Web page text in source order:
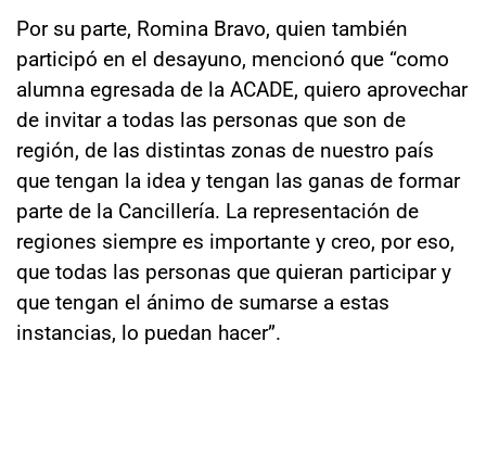
Por su parte, Romina Bravo, quien también
participó en el desayuno, mencionó que “como
alumna egresada de la ACADE, quiero aprovechar
de invitar a todas las personas que son de
región, de las distintas zonas de nuestro país
que tengan la idea y tengan las ganas de formar
parte de la Cancillería. La representación de
regiones siempre es importante y creo, por eso,
que todas las personas que quieran participar y
que tengan el ánimo de sumarse a estas
instancias, lo puedan hacer”.